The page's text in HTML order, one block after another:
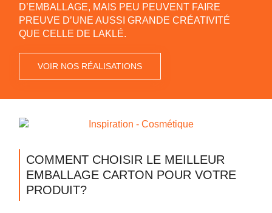
D’EMBALLAGE, MAIS PEU PEUVENT FAIRE
PREUVE D’UNE AUSSI GRANDE CRÉATIVITÉ
QUE CELLE DE LAKLÉ.
VOIR NOS RÉALISATIONS
COMMENT CHOISIR LE MEILLEUR
EMBALLAGE CARTON POUR VOTRE
PRODUIT?